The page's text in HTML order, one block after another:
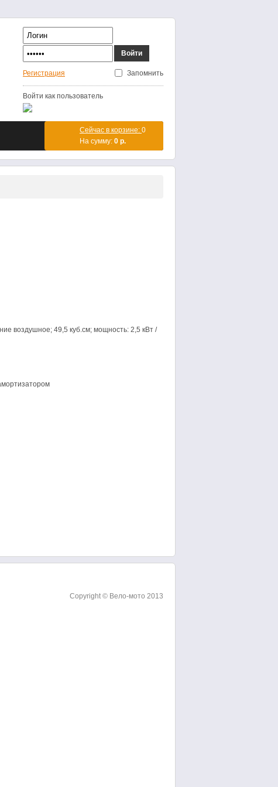
Запомнить
Регистрация
Войти как пользователь
Сейчас в корзине: 0
На сумму: 0 р.
воздушное; 49,5 куб.см; мощность: 2,5 кВт /
Copyright © Вело-мото 2013